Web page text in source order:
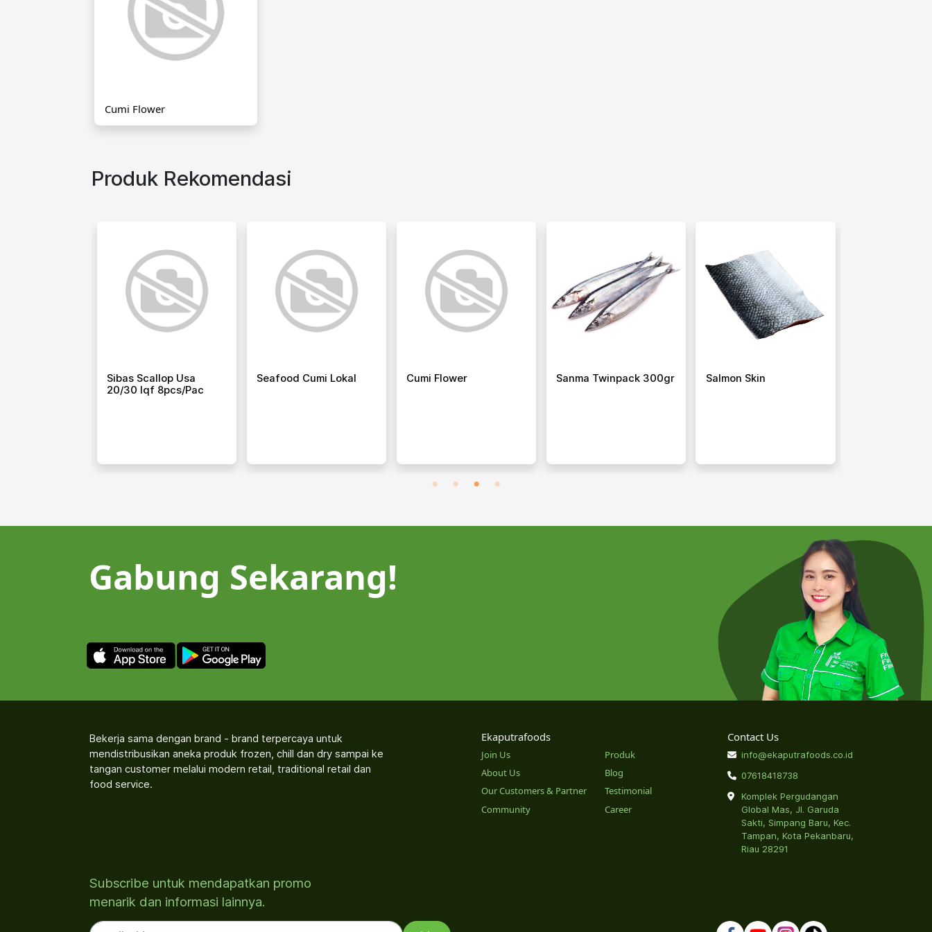
Cumi Flower
Produk Rekomendasi
Sibas Scallop Usa
20/30 Iqf 8pcs/pac
Seafood Cumi Lokal Cumi Flower Sanma Twinpack 300gr Salmon Skin
Gabung Sekarang!
Bekerja sama dengan brand - brand terpercaya untuk
mendistribusikan aneka produk frozen, chill dan dry sampai ke
tangan customer melalui modern retail, traditional retail dan
food service.
Ekaputrafoods
Join Us
About Us
Our Customers & Partner
Community
Produk
Blog
Testimonial
Career
Contact Us
info@ekaputrafoods.co.id
07618418738
Komplek Pergudangan
Global Mas, Jl. Garuda
Sakti, Simpang Baru, Kec.
Tampan, Kota Pekanbaru,
Riau 28291
Subscribe untuk mendapatkan promo
menarik dan informasi lainnya.